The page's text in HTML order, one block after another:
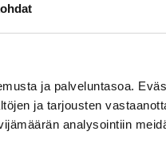
ja palveluntasoa.
ja tarjousten
analysointiin
Näytetään2/2